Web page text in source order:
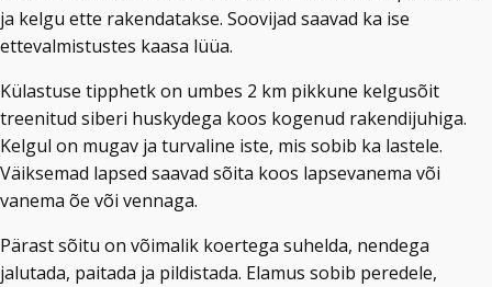
ja kelgu ette rakendatakse. Soovijad saavad ka ise
ettevalmistustes kaasa lüüa.
Külastuse tipphetk on umbes 2 km pikkune kelgusõit
treenitud siberi huskydega koos kogenud rakendijuhiga.
Kelgul on mugav ja turvaline iste, mis sobib ka lastele.
Väiksemad lapsed saavad sõita koos lapsevanema või
vanema õe või vennaga.
Pärast sõitu on võimalik koertega suhelda, nendega
jalutada, paitada ja pildistada. Elamus sobib peredele,